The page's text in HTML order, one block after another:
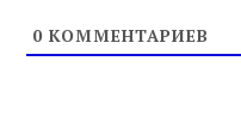
0 КОММЕНТАРИЕВ